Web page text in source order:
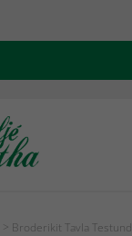
> Broderikit Tavla Testund